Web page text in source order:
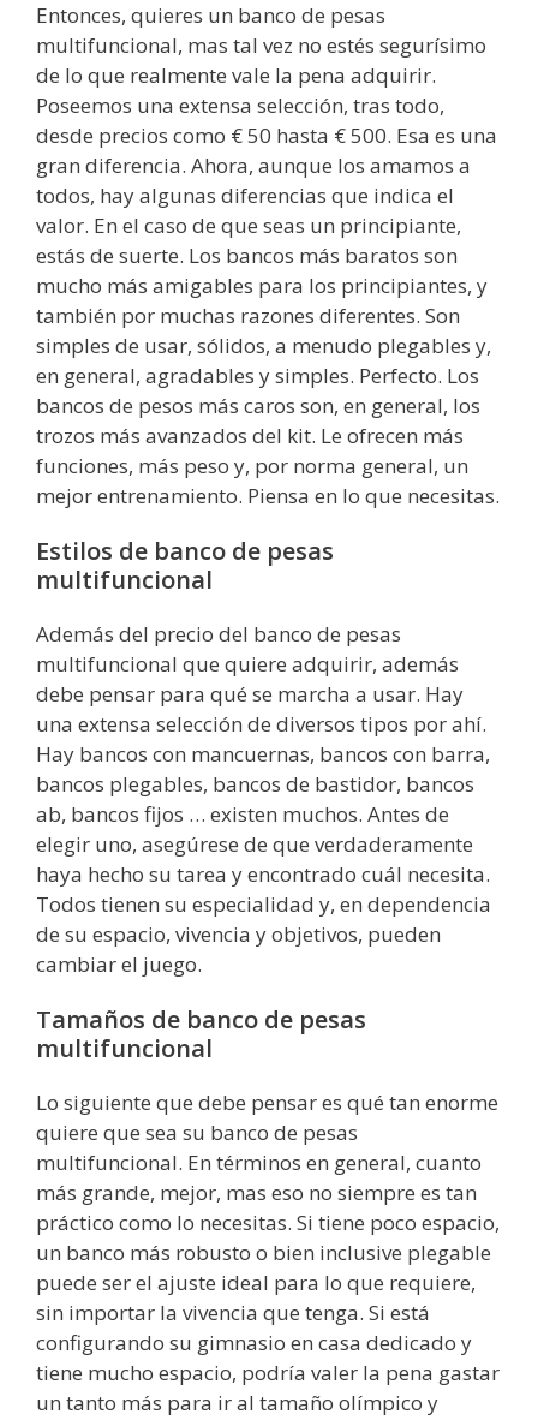
Entonces, quieres un banco de pesas
multifuncional, mas tal vez no estés segurísimo
de lo que realmente vale la pena adquirir.
Poseemos una extensa selección, tras todo,
desde precios como € 50 hasta € 500. Esa es una
gran diferencia. Ahora, aunque los amamos a
todos, hay algunas diferencias que indica el
valor. En el caso de que seas un principiante,
estás de suerte. Los bancos más baratos son
mucho más amigables para los principiantes, y
también por muchas razones diferentes. Son
simples de usar, sólidos, a menudo plegables y,
en general, agradables y simples. Perfecto. Los
bancos de pesos más caros son, en general, los
trozos más avanzados del kit. Le ofrecen más
funciones, más peso y, por norma general, un
mejor entrenamiento. Piensa en lo que necesitas.
Estilos de banco de pesas
multifuncional
Además del precio del banco de pesas
multifuncional que quiere adquirir, además
debe pensar para qué se marcha a usar. Hay
una extensa selección de diversos tipos por ahí.
Hay bancos con mancuernas, bancos con barra,
bancos plegables, bancos de bastidor, bancos
ab, bancos fijos … existen muchos. Antes de
elegir uno, asegúrese de que verdaderamente
haya hecho su tarea y encontrado cuál necesita.
Todos tienen su especialidad y, en dependencia
de su espacio, vivencia y objetivos, pueden
cambiar el juego.
Tamaños de banco de pesas
multifuncional
Lo siguiente que debe pensar es qué tan enorme
quiere que sea su banco de pesas
multifuncional. En términos en general, cuanto
más grande, mejor, mas eso no siempre es tan
práctico como lo necesitas. Si tiene poco espacio,
un banco más robusto o bien inclusive plegable
puede ser el ajuste ideal para lo que requiere,
sin importar la vivencia que tenga. Si está
configurando su gimnasio en casa dedicado y
tiene mucho espacio, podría valer la pena gastar
un tanto más para ir al tamaño olímpico y